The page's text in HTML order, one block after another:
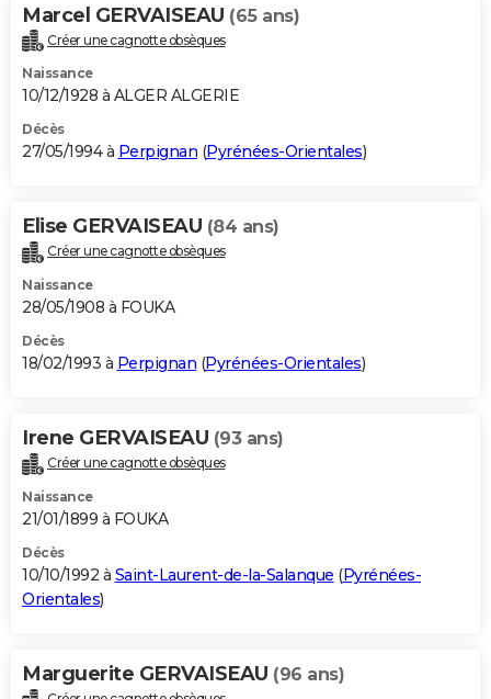
Marcel GERVAISEAU (65 ans)
Créer une cagnotte obsèques
Naissance
10/12/1928 à ALGER ALGERIE
Décès
27/05/1994 à Perpignan (Pyrénées-Orientales)
Elise GERVAISEAU (84 ans)
Créer une cagnotte obsèques
Naissance
28/05/1908 à FOUKA
Décès
18/02/1993 à Perpignan (Pyrénées-Orientales)
Irene GERVAISEAU (93 ans)
Créer une cagnotte obsèques
Naissance
21/01/1899 à FOUKA
Décès
10/10/1992 à Saint-Laurent-de-la-Salanque (Pyrénées-
Orientales)
Marguerite GERVAISEAU (96 ans)